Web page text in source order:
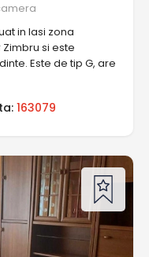
in Iasi zona
si este
Este de tip G, are
163079